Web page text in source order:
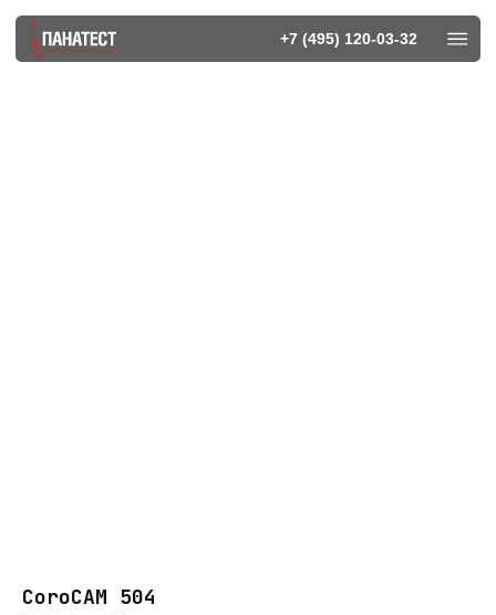
CoroCAM 504